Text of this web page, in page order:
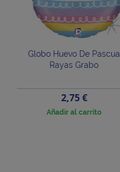
Globo Huevo De Pascua
Rayas Grabo
Precio
2,75 €
Añadir al carrito